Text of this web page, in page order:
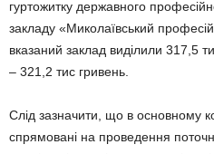
гуртожитку державного
закладу «Миколаївський
вказаний заклад виділили 317,5
– 321,2 тис гривень.
Слід зазначити, що в основному
спрямовані на проведення